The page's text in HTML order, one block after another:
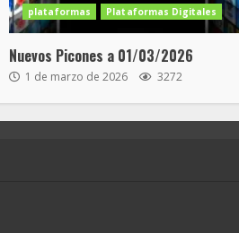
plataformas
Plataformas Digitales
Nuevos Picones a 01/03/2026
1 de marzo de 2026 3272